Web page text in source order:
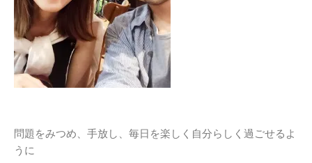
問題をみつめ、手放し、毎日を楽しく自分らしく過ごせるよ
うに